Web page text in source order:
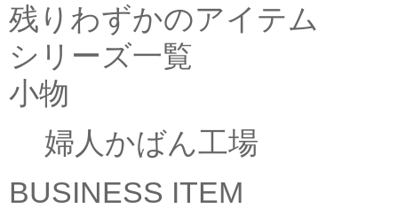
残りわずかのアイテム
シリーズ一覧
小物
婦人かばん工場
BUSINESS ITEM